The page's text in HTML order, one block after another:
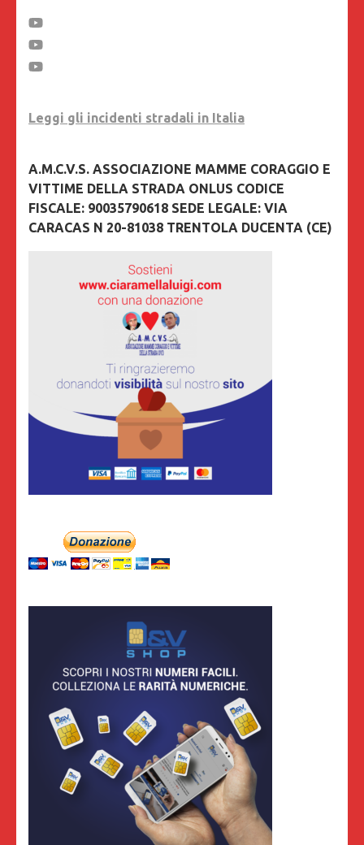
Leggi gli incidenti stradali in Italia
A.M.C.V.S. ASSOCIAZIONE MAMME CORAGGIO E
VITTIME DELLA STRADA ONLUS CODICE
FISCALE: 90035790618 SEDE LEGALE: VIA
CARACAS N 20-81038 TRENTOLA DUCENTA (CE)